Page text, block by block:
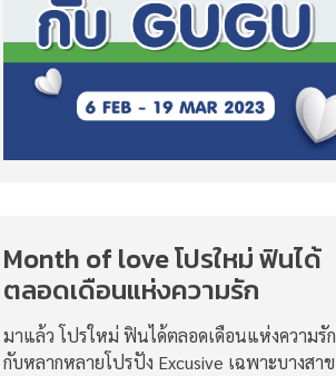
Month of love โปรใหม่ ฟินได้
ตลอดเดือนแห่งความรัก
มาแล้ว โปรใหม่ ฟินได้ตลอดเดือนแห่งความรัก
กับหลากหลายโปรปัง Excusive เฉพาะบางสาข